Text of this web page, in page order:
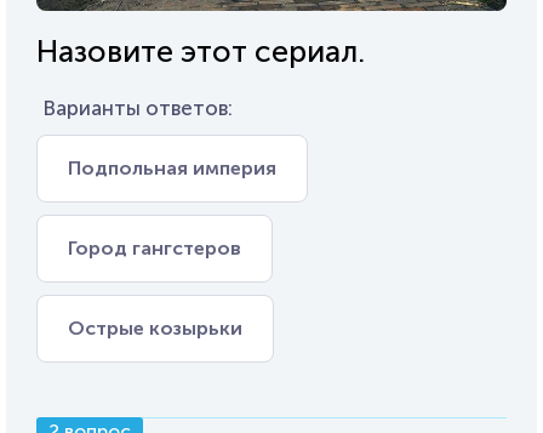
Назовите этот сериал.
Варианты ответов:
Подпольная империя
Город гангстеров
Острые козырьки